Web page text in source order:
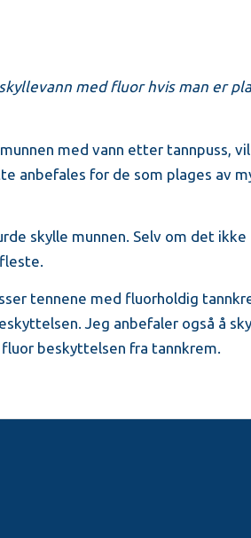
med fluor hvis man er
med vann etter tannpuss, vil
anbefales for de som plages av
skylle munnen. Selv om det ikke
tennene med fluorholdig
Jeg anbefaler også å
beskyttelsen fra tannkrem.